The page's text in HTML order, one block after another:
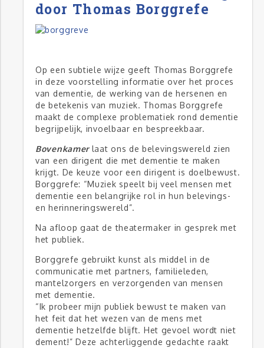
door Thomas Borggrefe
Op een subtiele wijze geeft Thomas Borggrefe
in deze voorstelling informatie over het proces
van dementie, de werking van de hersenen en
de betekenis van muziek. Thomas Borggrefe
maakt de complexe problematiek rond dementie
begrijpelijk, invoelbaar en bespreekbaar.
Bovenkamerlaat ons de belevingswereld zien
van een dirigent die met dementie te maken
krijgt. De keuze voor een dirigent is doelbewust.
Borggrefe: “Muziek speelt bij veel mensen met
dementie een belangrijke rol in hun belevings-
en herinneringswereld”.
Na afloop gaat de theatermaker in gesprek met
het publiek.
Borggrefe gebruikt kunst als middel in de
communicatie met partners, familieleden,
mantelzorgers en verzorgenden van mensen
met dementie.
“Ik probeer mijn publiek bewust te maken van
het feit dat het wezen van de mens met
dementie hetzelfde blijft. Het gevoel wordt niet
dement!” Deze achterliggende gedachte raakt